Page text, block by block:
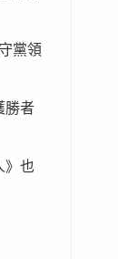
黨領
勝者
》也